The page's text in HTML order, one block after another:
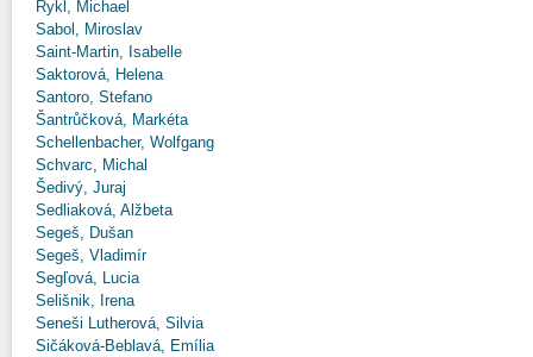
Rykl, Michael
Sabol, Miroslav
Saint-Martin, Isabelle
Saktorová, Helena
Santoro, Stefano
Šantrůčková, Markéta
Schellenbacher, Wolfgang
Schvarc, Michal
Šedivý, Juraj
Sedliaková, Alžbeta
Segeš, Dušan
Segeš, Vladimír
Segľová, Lucia
Selišnik, Irena
Seneši Lutherová, Silvia
Sičáková-Beblavá, Emília